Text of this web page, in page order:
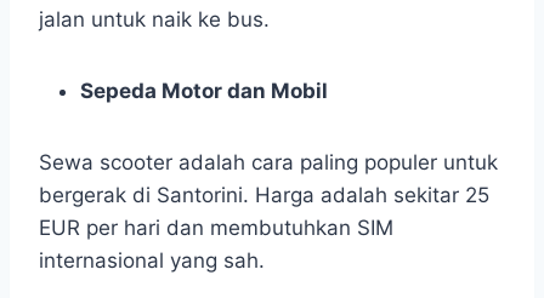
jalan untuk naik ke bus.
Sepeda Motor dan Mobil
Sewa scooter adalah cara paling populer untuk
bergerak di Santorini. Harga adalah sekitar 25
EUR per hari dan membutuhkan SIM
internasional yang sah.